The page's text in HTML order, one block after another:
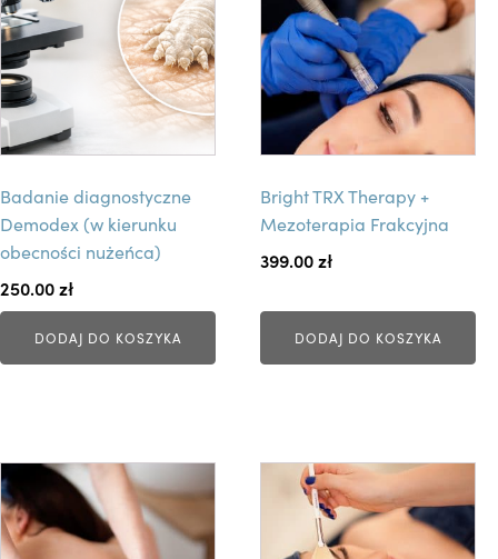
m
o
ż
n
a
w
b
r
a
ć
n
o
n
i
e
Badanie diagnostyczne
Demodex (w kierunku
obecności nużeńca)
250.00zł
DODAJ DO KOSZYKA
Bright TRX Therapy +
Mezoterapia Frakcyjna
399.00zł
DODAJ DO KOSZYKA